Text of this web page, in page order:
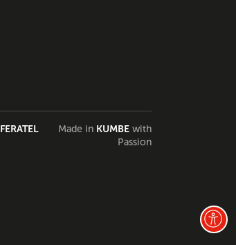
FERATEL Made in KUMBEwith
Passion